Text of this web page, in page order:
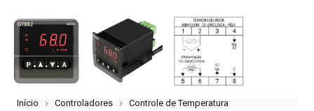
Início Controladores Controle de Temperatura